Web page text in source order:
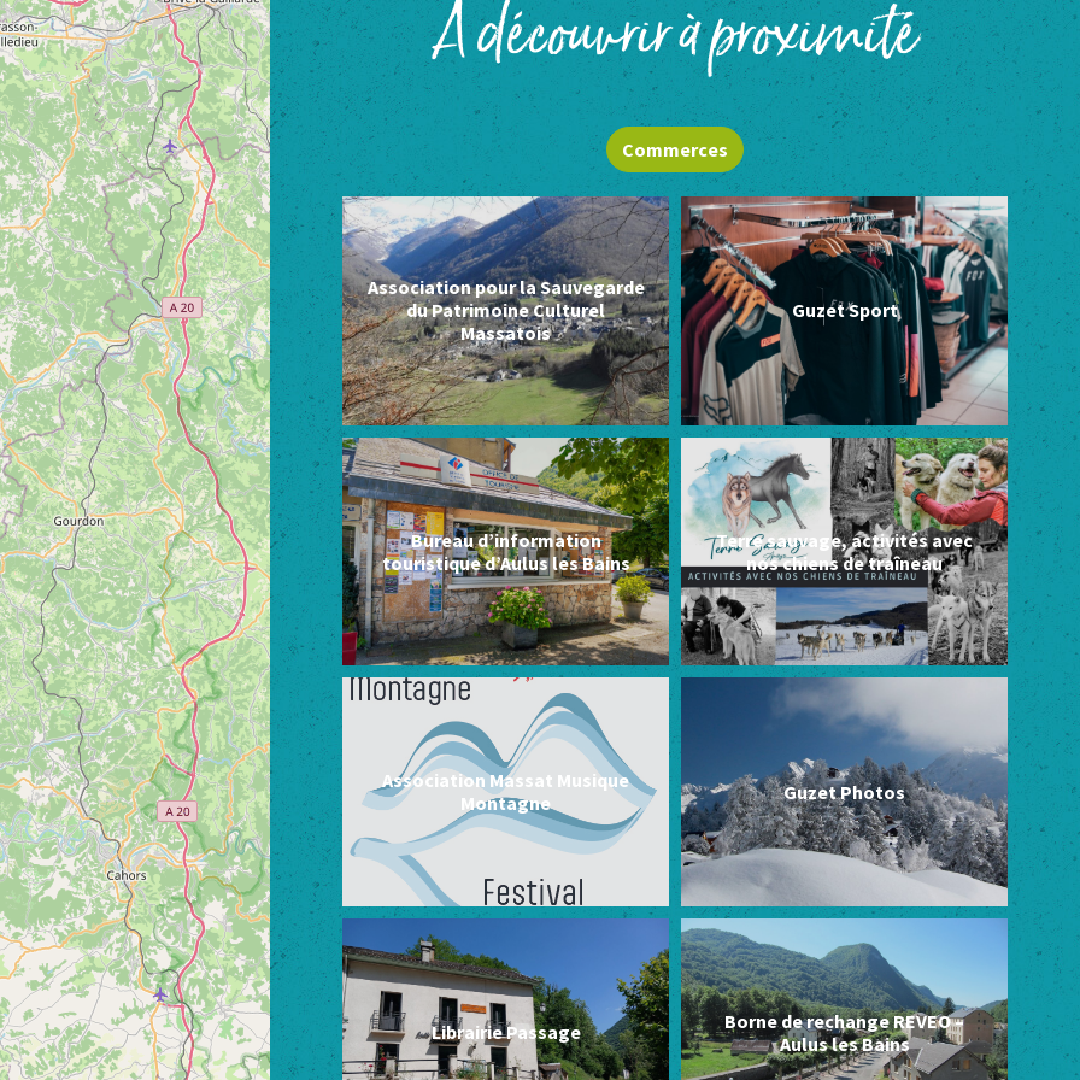
À découvrir à proximité
Commerces
Association pour la Sauvegarde
du Patrimoine Culturel
Massatois
Guzet Sport
Bureau d’information
touristique d’Aulus les Bains
Terre sauvage, activités avec
nos chiens de traîneau
Association Massat Musique
Montagne
Guzet Photos
Librairie Passage
Borne de rechange REVEO –
Aulus les Bains